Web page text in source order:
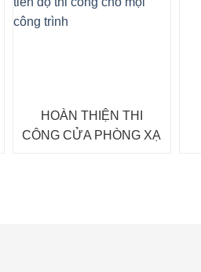
HOÀN THIỆN THI
CÔNG CỬA PHÒNG XẠ